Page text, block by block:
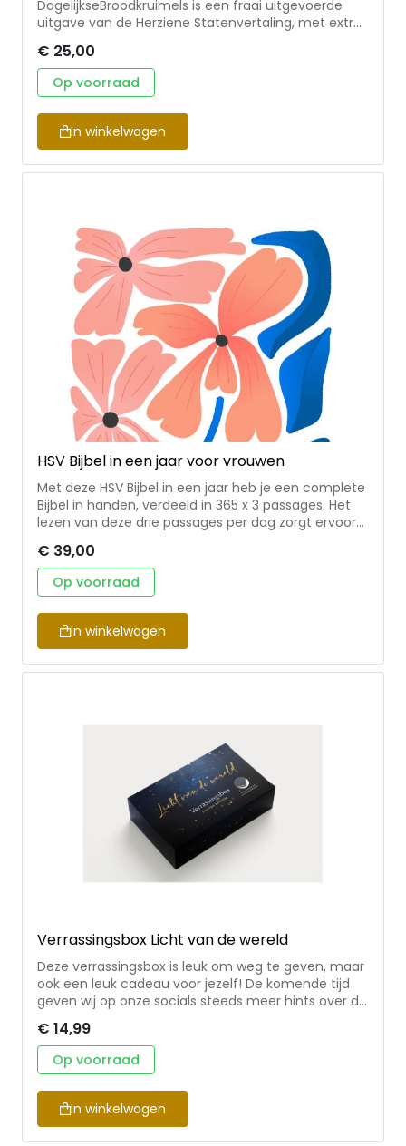
DagelijkseBroodkruimels is een fraai uitgevoerde
uitgave van de Herziene Statenvertaling, met extra
10x15 cm
€ 25,00
Op voorraad
In winkelwagen
HSV Bijbel in een jaar voor vrouwen
Met deze HSV Bijbel in een jaar heb je een complete
Bijbel in handen, verdeeld in 365 x 3 passages. Het
lezen van deze drie passages per dag zorgt ervoor
editie in de Herziene Statenvertaling biedt een frisse
kijk en nieuwe inzichten door zijn unieke opzet. Elke
dagelijkse lezing bestaat uit: • Een verhalend
gedeelte (weergegeven in drie kolommen) • Een
onderwijzend gedeelte (weergegeven in twee
kolommen) • Een gedeelte uit de poëtische of
wijsheidsboeken (weergegeven in één kolom)
€ 39,00
Op voorraad
In winkelwagen
Verrassingsbox Licht van de wereld
Deze verrassingsbox is leuk om weg te geven, maar
ook een leuk cadeau voor jezelf! De komende tijd
geven wij op onze socials steeds meer hints over de
verklappen niet alles: het blijft een verrassing wat je
allemaal krijgt als je de doos opent! Ook geschikt als
relatie-, verjaardags- en kerstgeschenk. •
Verrassingsbox inclusief notitieboek en bijpassende
items • Limited edition: op=op! • Geschikt als
cadeau voor een ander, maar ook voor jezelf
€ 14,99
Op voorraad
In winkelwagen